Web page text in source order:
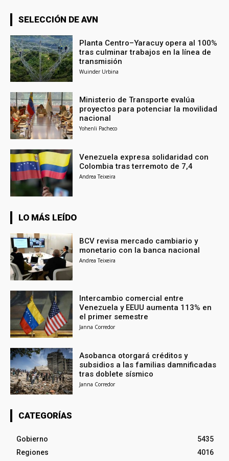
SELECCIÓN DE AVN
Planta Centro–Yaracuy opera al 100%
tras culminar trabajos en la línea de
transmisión
Wuinder Urbina
Ministerio de Transporte evalúa
proyectos para potenciar la movilidad
nacional
Yohenli Pacheco
Venezuela expresa solidaridad con
Colombia tras terremoto de 7,4
Andrea Teixeira
LO MÁS LEÍDO
BCV revisa mercado cambiario y
monetario con la banca nacional
Andrea Teixeira
Intercambio comercial entre
Venezuela y EEUU aumenta 113% en
el primer semestre
Janna Corredor
Asobanca otorgará créditos y
subsidios a las familias damnificadas
tras doblete sísmico
Janna Corredor
CATEGORÍAS
Gobierno
5435
Regiones
4016